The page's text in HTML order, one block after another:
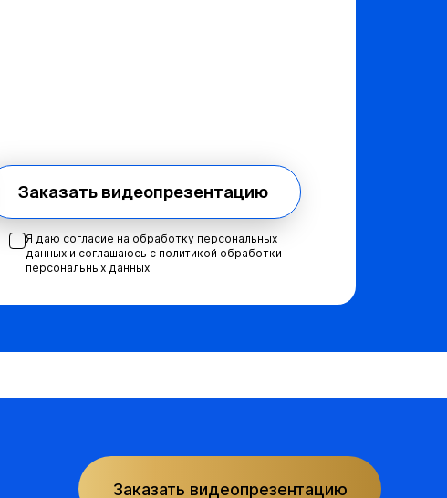
Заказать видеопрезентацию
Я даю согласие на обработку персональных
данных и соглашаюсь с политикой обработки
персональных данных
Заказать видеопрезентацию